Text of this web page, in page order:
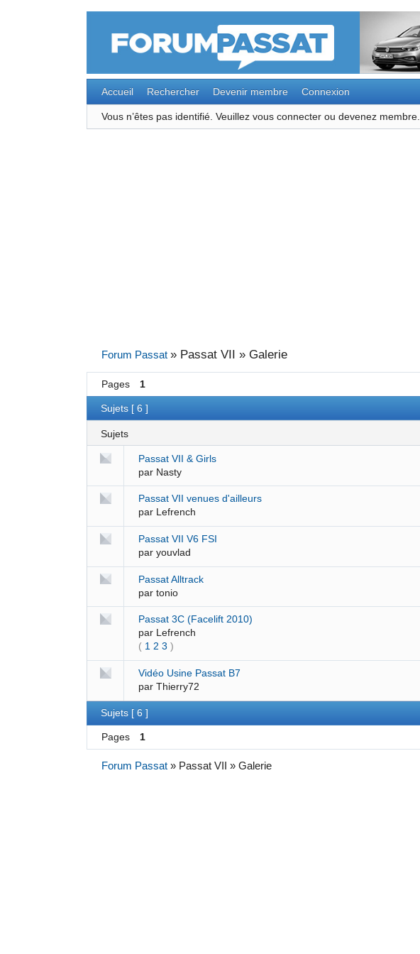
Accueil Rechercher Devenir membre Connexion
Vous n’êtes pas identifié. Veuillez vous connecter ou devenez membre.
Forum Passat » Passat VII » Galerie
Pages 1
Sujets [ 6 ]
Sujets
Passat VII & Girls
par Nasty
Passat VII venues d'ailleurs
par Lefrench
Passat VII V6 FSI
paryouvlad
Passat Alltrack
partonio
Passat 3C (Facelift 2010)
par Lefrench
( 1 2 3 )
Vidéo Usine Passat B7
parThierry72
Sujets [ 6 ]
Pages 1
Forum Passat » Passat VII » Galerie